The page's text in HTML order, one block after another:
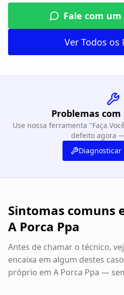
Fale com
Ver Todos os
Problemas
Use nossa ferramenta "Faça
defeito agora
Diagnosticar
Sintomas comuns
A Porca Ppa
Antes de chamar o técnico,
encaixa em algum destes
próprio em A Porca Ppa —